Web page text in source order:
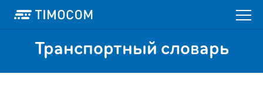
Транспортный словарь